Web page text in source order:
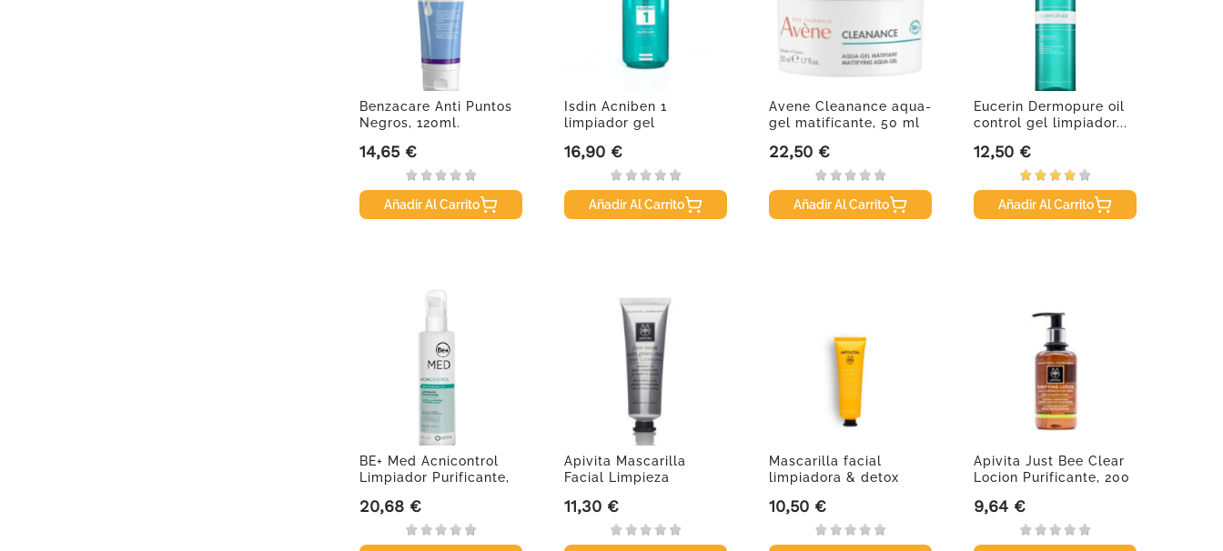
Benzacare Anti Puntos
Negros, 120ml.
Precio
14,65 €
Añadir Al Carrito
Isdin Acniben 1
limpiador gel
Precio
16,90 €
Añadir Al Carrito
Avene Cleanance aqua-
gel matificante, 50 ml
Precio
22,50 €
Añadir Al Carrito
Eucerin Dermopure oil
control gel limpiador...
Precio
12,50 €
Añadir Al Carrito
BE+ Med Acnicontrol
Limpiador Purificante,
Precio
20,68 €
Apivita Mascarilla
Facial Limpieza
Precio
11,30 €
Mascarilla facial
limpiadora & detox
Precio
10,50 €
Apivita Just Bee Clear
Locion Purificante, 200
Precio
9,64 €